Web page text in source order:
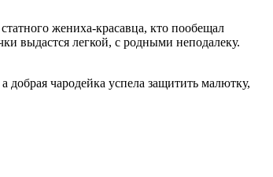
жениха-красавца, кто пообещал
выдастся легкой, с родными неподалеку.
добрая чародейка успела защитить малютку,